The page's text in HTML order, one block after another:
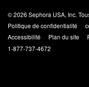
© 2026 Sephora USA, Inc.
Politique de confidentialité
Accessibilité
Plan du site
1-877-737-4672